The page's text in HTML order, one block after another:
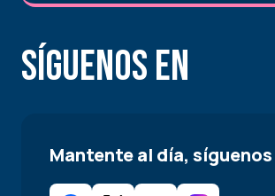
Síguenos en
Mantente al día, síguenos